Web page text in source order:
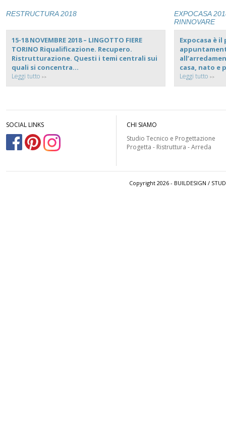
RESTRUCTURA 2018
15-18 NOVEMBRE 2018 – LINGOTTO FIERE
TORINO Riqualificazione. Recupero.
Ristrutturazione. Questi i temi centrali sui
quali si concentra...
Leggi tutto >>
EXPOCASA
RINNOVARE
Expocasa è
casa, nato e
Leggi tutto >>
SOCIAL LINKS
CHI SIAMO
Studio Tecnico e Progettazione
Progetta - Ristruttura - Arreda
Copyright 2026 - BUILDESIGN /